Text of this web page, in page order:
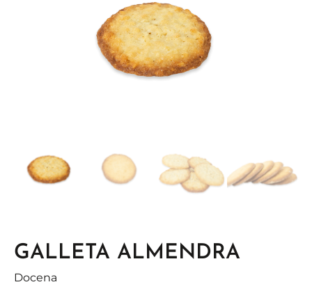
GALLETA ALMENDRA
Docena